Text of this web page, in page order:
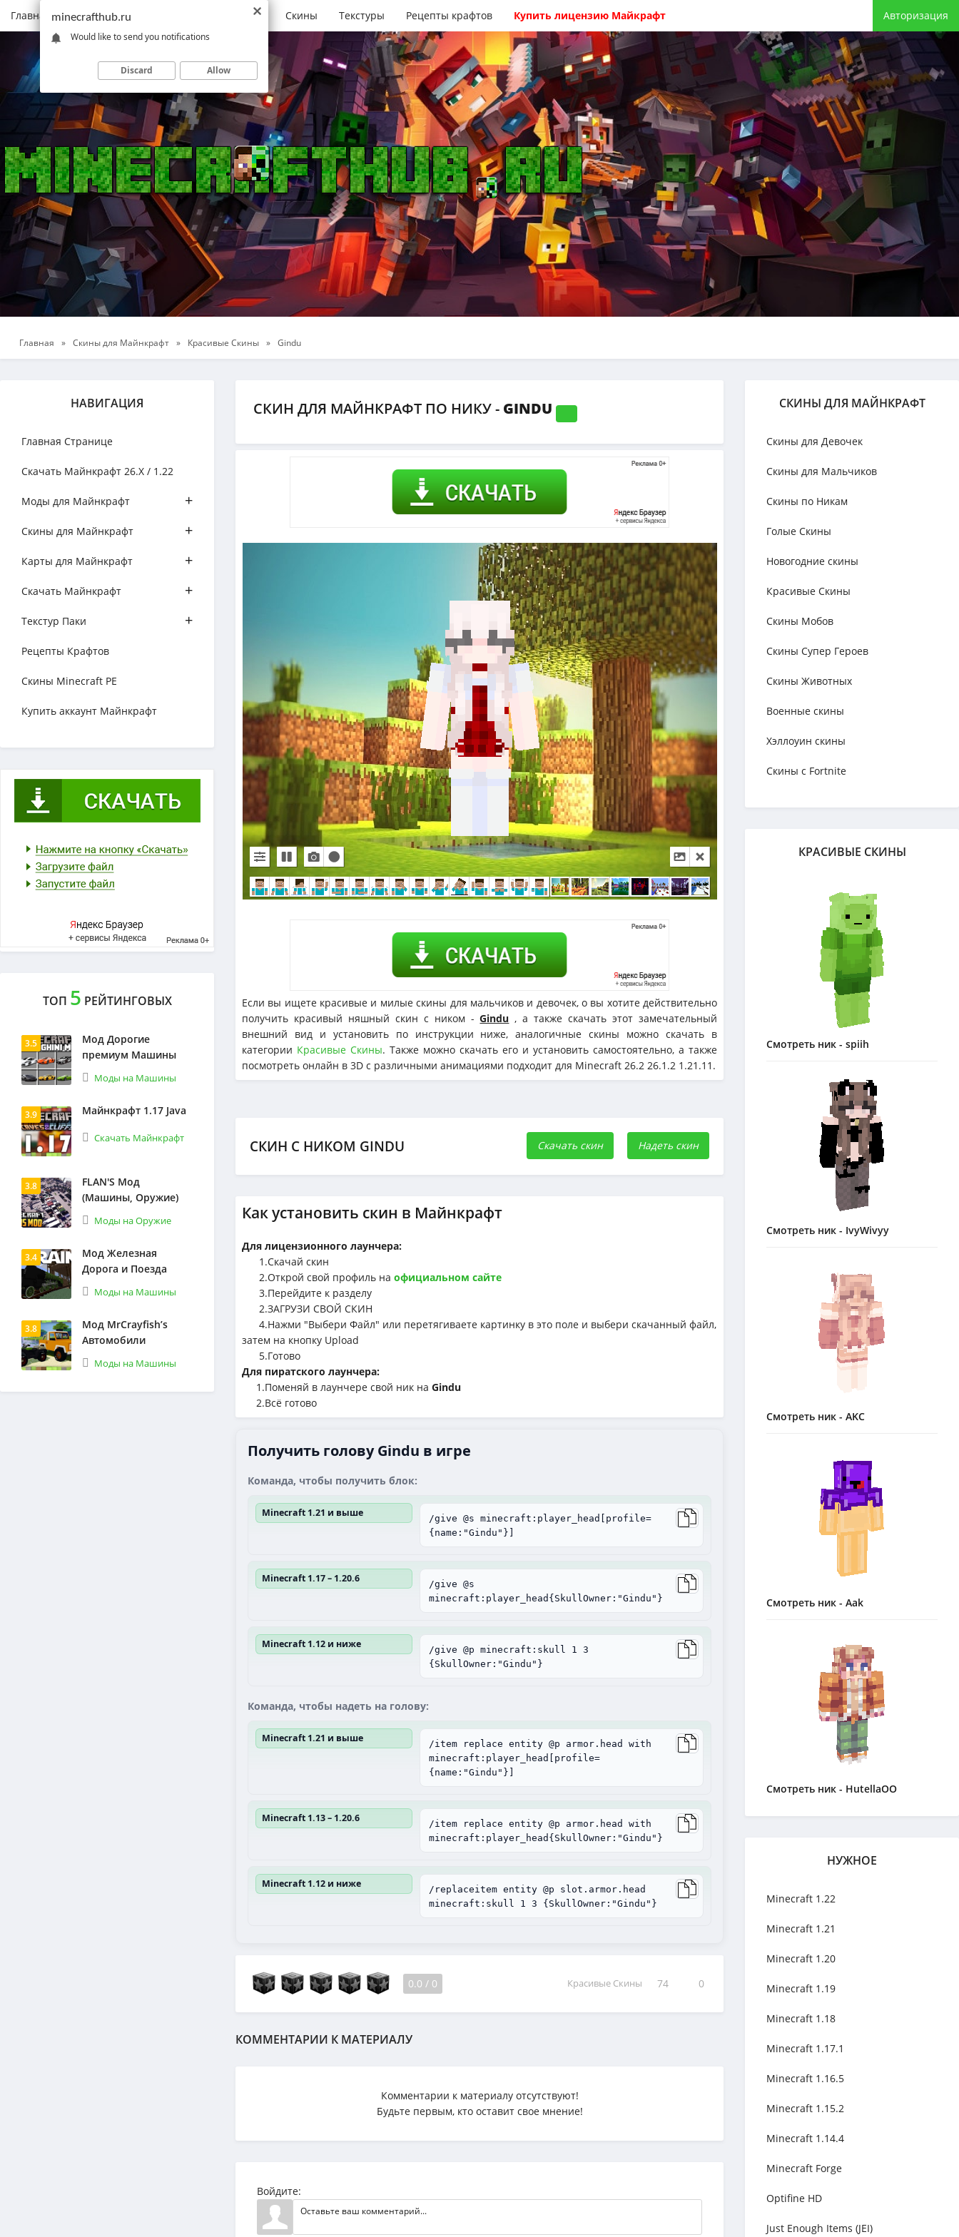
Главная Моды Скачать Minecraft Карты Скины Текстуры Рецепты крафтов Купить лицензию Майкрафт Авторизация
Главная » Скины для Майнкрафт » Красивые Скины » Gindu
НАВИГАЦИЯ
Главная Странице
Скачать Майнкрафт 26.Х / 1.22
Моды для Майнкрафт +
Скины для Майнкрафт +
Карты для Майнкрафт +
Скачать Майнкрафт +
Текстур Паки +
Рецепты Крафтов
Скины Minecraft PE
Купить аккаунт Майнкрафт
ТОП 5 РЕЙТИНГОВЫХ
3.5
Мод Дорогие
премиум Машины
Моды на Машины
3.9 Майнкрафт 1.17 Java
Скачать Майнкрафт
3.8
FLAN'S Мод
(Машины, Оружие)
Моды на Оружие
3.4
Мод Железная
Дорога и Поезда
Моды на Машины
3.8
Мод MrCrayfish’s
Автомобили
Моды на Машины
СКИН ДЛЯ МАЙНКРАФТ ПО НИКУ - GINDU
Если вы ищете красивые и милые скины для мальчиков и девочек, о вы хотите действительно
получить красивый няшный скин с ником -Gindu , а также скачать этот замечательный
внешний вид и установить по инструкции ниже, аналогичные скины можно скачать в
категории Красивые Скины. Также можно скачать его и установить самостоятельно, а также
посмотреть онлайн в 3D с различными анимациями подходит для Minecraft 26.2 26.1.2 1.21.11.
СКИН С НИКОМ GINDU Скачать скин Надеть скин
Как установить скин в Майнкрафт
Для лицензионного лаунчера:
1.Cкачай скин
2.Открой свой профиль на официальном сайте
3.Перейдите к разделу
2.ЗАГРУЗИ СВОЙ СКИН
4.Нажми "Выбери Файл" или перетягиваете картинку в это поле и выбери скачанный файл,
затем на кнопку Upload
5.Готово
Для пиратского лаунчера:
1.Поменяй в лаунчере свой ник на Gindu
2.Всё готово
Получить голову Gindu в игре
Команда, чтобы получить блок:
Minecraft 1.21 и выше
/give @s minecraft:player_head[profile=
{name:"Gindu"}]
Minecraft 1.17 – 1.20.6
/give @s
minecraft:player_head{SkullOwner:"Gindu"}
Minecraft 1.12 и ниже
/give @p minecraft:skull 1 3
{SkullOwner:"Gindu"}
Команда, чтобы надеть на голову:
Minecraft 1.21 и выше
/item replace entity @p armor.head with
minecraft:player_head[profile=
{name:"Gindu"}]
Minecraft 1.13 – 1.20.6
/item replace entity @p armor.head with
minecraft:player_head{SkullOwner:"Gindu"}
Minecraft 1.12 и ниже
/replaceitem entity @p slot.armor.head
minecraft:skull 1 3 {SkullOwner:"Gindu"}
0.0 / 0 Красивые Скины 74 0
КОММЕНТАРИИ К МАТЕРИАЛУ
Комментарии к материалу отсутствуют!
Будьте первым, кто оставит свое мнение!
Войдите:
СКИНЫ ДЛЯ МАЙНКРАФТ
Скины для Девочек
Скины для Мальчиков
Скины по Никам
Голые Скины
Новогодние скины
Красивые Скины
Скины Мобов
Скины Супер Героев
Скины Животных
Военные скины
Хэллоуин скины
Скины с Fortnite
КРАСИВЫЕ СКИНЫ
Смотреть ник - spiih
Смотреть ник - IvyWivyy
Смотреть ник - AKC
Смотреть ник - Aak
Смотреть ник - HutellaOO
НУЖНОЕ
Minecraft 1.22
Minecraft 1.21
Minecraft 1.20
Minecraft 1.19
Minecraft 1.18
Minecraft 1.17.1
Minecraft 1.16.5
Minecraft 1.15.2
Minecraft 1.14.4
Minecraft Forge
Optifine HD
Just Enough Items (JEI)
minecrafthub.ru
Would like to send you notifications
Discard Allow